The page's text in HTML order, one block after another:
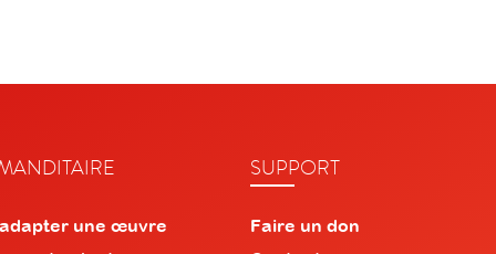
une œuvre
SUPPORT
Faire un don